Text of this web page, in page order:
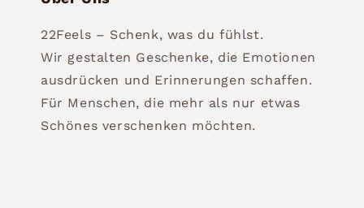
22Feels – Schenk, was du fühlst.
Wir gestalten Geschenke, die Emotionen
ausdrücken und Erinnerungen schaffen.
Für Menschen, die mehr als nur etwas
Schönes verschenken möchten.